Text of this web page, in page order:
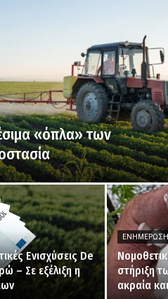
«όπλα» των
Ενισχύσεις De
– Σε εξέλιξη η
στήριξη
ακραία